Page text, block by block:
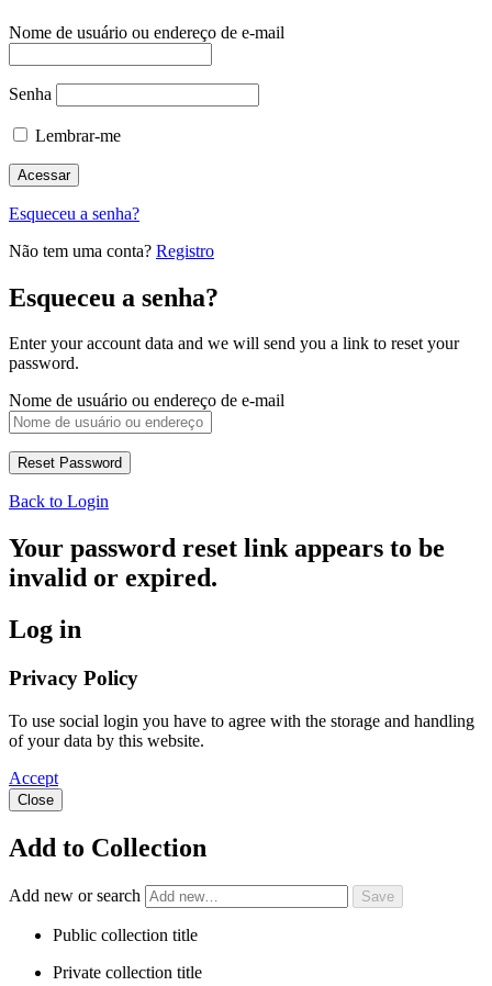
Nome de usuário ou endereço de e-mail
Senha
Lembrar-me
Esqueceu a senha?
Não tem uma conta? Registro
Esqueceu a senha?
Enter your account data and we will send you a link to reset your
password.
Nome de usuário ou endereço de e-mail
Back to Login
Your password reset link appears to be
invalid or expired.
Log in
Privacy Policy
To use social login you have to agree with the storage and handling
of your data by this website.
Accept
Close
Add to Collection
Add new or search
Public collection title
Private collection title